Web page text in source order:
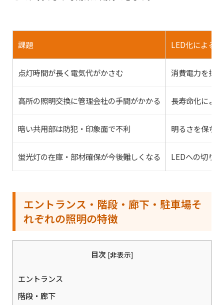
課題 LED化による
点灯時間が長く電気代がかさむ 消費電力を抑
高所の照明交換に管理会社の手間がかかる 長寿命化によ
暗い共用部は防犯・印象面で不利 明るさを保ち
蛍光灯の在庫・部材確保が今後難しくなる LEDへの切り
エントランス・階段・廊下・駐車場そ
れぞれの照明の特徴
目次 [非表示]
エントランス
階段・廊下